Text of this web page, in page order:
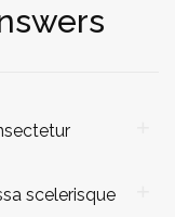
scelerisque